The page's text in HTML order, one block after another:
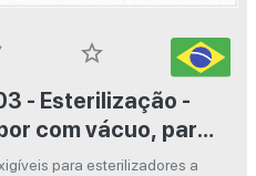
star_border
com vácuo, para
para esterilizadores a